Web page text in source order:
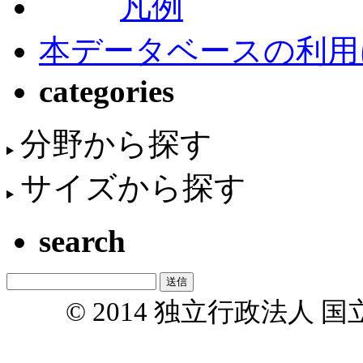
凡例
本データベースの利
categories
分野から探す
サイズから探す
search
© 2014 独立行政法人 国